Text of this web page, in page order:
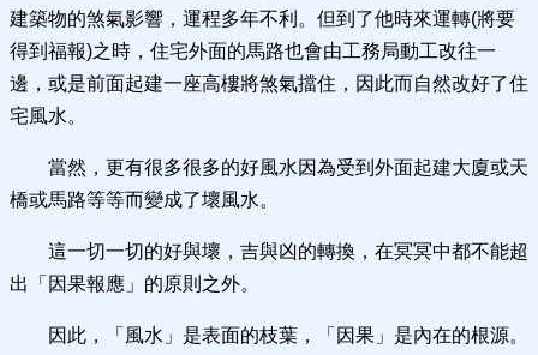
建築物的煞氣影響，運程多年不利。但到了他時來運轉(將要
得到福報)之時，住宅外面的馬路也會由工務局動工改往一
邊，或是前面起建一座高樓將煞氣擋住，因此而自然改好了住
宅風水。
當然，更有很多很多的好風水因為受到外面起建大廈或天
橋或馬路等等而變成了壞風水。
這一切一切的好與壞，吉與凶的轉換，在冥冥中都不能超
出「因果報應」的原則之外。
因此，「風水」是表面的枝葉，「因果」是內在的根源。